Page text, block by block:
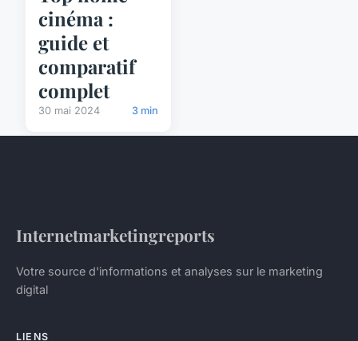
cinéma :
guide et
comparatif
complet
30 mai 2024 3 min
Internetmarketingreports
Votre source d'informations et analyses sur le marketing
digital
LIENS